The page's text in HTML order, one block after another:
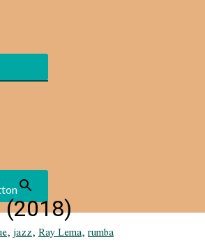
(2018)
,jazz,Ray Lema,rumba